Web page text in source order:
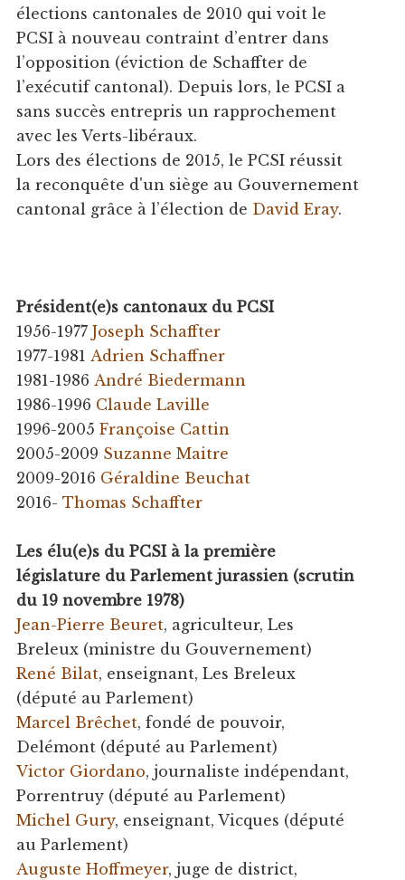
élections cantonales de 2010 qui voit le
PCSI à nouveau contraint d’entrer dans
l’opposition (éviction de Schaffter de
l’exécutif cantonal). Depuis lors, le PCSI a
sans succès entrepris un rapprochement
avec les Verts-libéraux.
Lors des élections de 2015, le PCSI réussit
la reconquête d'un siège au Gouvernement
cantonal grâce à l’élection de David Eray.
Président(e)s cantonaux du PCSI
1956-1977 Joseph Schaffter
1977-1981 Adrien Schaffner
1981-1986 André Biedermann
1986-1996 Claude Laville
1996-2005 Françoise Cattin
2005-2009 Suzanne Maitre
2009-2016 Géraldine Beuchat
2016- Thomas Schaffter
Les élu(e)s du PCSI à la première
législature du Parlement jurassien (scrutin
du 19 novembre 1978)
Jean-Pierre Beuret, agriculteur, Les
Breleux (ministre du Gouvernement)
René Bilat, enseignant, Les Breleux
(député au Parlement)
Marcel Brêchet, fondé de pouvoir,
Delémont (député au Parlement)
Victor Giordano, journaliste indépendant,
Porrentruy (député au Parlement)
Michel Gury, enseignant, Vicques (député
au Parlement)
Auguste Hoffmeyer, juge de district,